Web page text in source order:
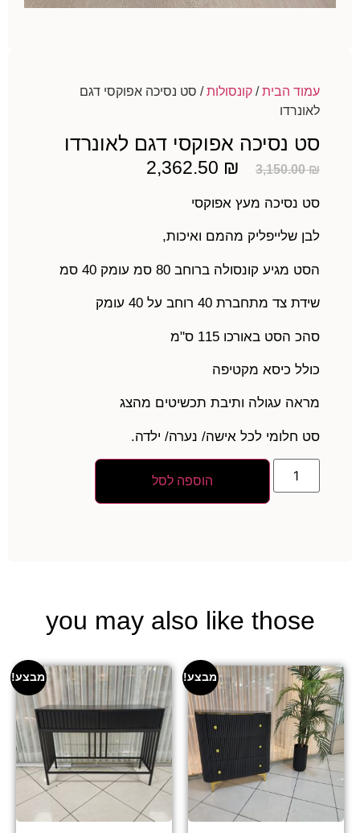
עמוד הבית/ קונסולות/ סט נסיכה אפוקסי דגם
לאונרדו
סט נסיכה אפוקסי דגם לאונרדו
3,150.00₪
2,362.50 ₪
סט נסיכה מעץ אפוקסי
לבן שלייפליק מהמם ואיכות,
הסט מגיע קונסולה ברוחב 80 סמ עומק 40 סמ
שידת צד מתחברת 40 רוחב על 40 עומק
סהכ הסט באורכו 115 ס"מ
כולל כיסא מקטיפה
מראה עגולה ותיבת תכשיטים מהצג
סט חלומי לכל אישה/ נערה/ ילדה.
הוספה לסל
you may also like those
מבצע! מבצע!